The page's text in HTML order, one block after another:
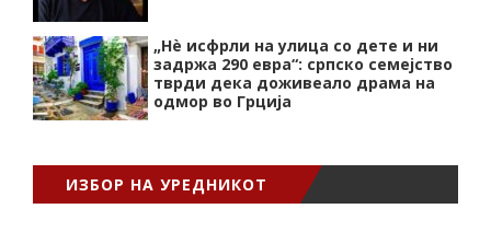
„Нѐ исфрли на улица со дете и ни
задржа 290 евра“: српско семејство
тврди дека доживеало драма на
одмор во Грција
ИЗБОР НА УРЕДНИКОТ